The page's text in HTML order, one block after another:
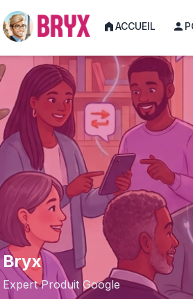
ACCUEIL
Bryx
Expert Produit Google